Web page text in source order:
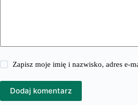
Zapisz moje imię i nazwisko, adres e-
Dodaj komentarz